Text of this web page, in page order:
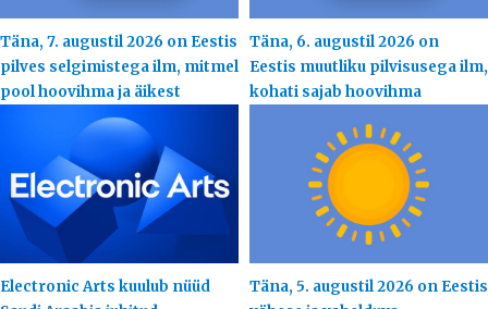
Täna, 7. augustil 2026 on Eestis
pilves selgimistega ilm, mitmel
pool hoovihma ja äikest
Täna, 6. augustil 2026 on
Eestis muutliku pilvisusega ilm,
kohati sajab hoovihma
Electronic Arts kuulub nüüd
Täna, 5. augustil 2026 on Eestis